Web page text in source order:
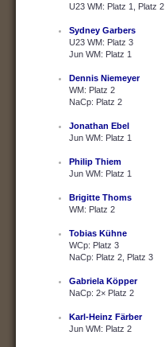
U23 WM: Platz 1, Platz 2
Sydney Garbers
U23 WM: Platz 3
Jun WM: Platz 1
Dennis Niemeyer
WM: Platz 2
NaCp: Platz 2
Jonathan Ebel
Jun WM: Platz 1
Philip Thiem
Jun WM: Platz 1
Brigitte Thoms
WM: Platz 2
Tobias Kühne
WCp: Platz 3
NaCp: Platz 2, Platz 3
Gabriela Köpper
NaCp: 2× Platz 2
Karl-Heinz Färber
Jun WM: Platz 2